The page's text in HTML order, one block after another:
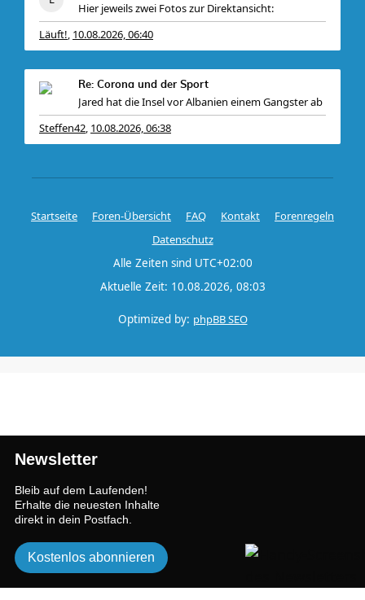
Hier jeweils zwei Fotos zur Direktansicht:
Läuft!, 10.08.2026, 06:40
Re: Corona und der Sport
Jared hat die Insel vor Albanien einem Gangster ab
Steffen42, 10.08.2026, 06:38
Startseite Foren-Übersicht FAQ Kontakt
Forenregeln
Datenschutz
Alle Zeiten sind UTC+02:00
Aktuelle Zeit: 10.08.2026, 08:03
Optimized by: phpBB SEO
Newsletter
Bleib auf dem Laufenden!
Erhalte die neuesten Inhalte
direkt in dein Postfach.
Kostenlos abonnieren